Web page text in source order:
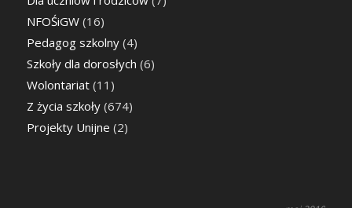
NFOŚiGW(16)
Pedagog szkolny(4)
Szkoły dla dorosłych (6)
Wolontariat(11)
Z życia szkoły(674)
Projekty Unijne (2)